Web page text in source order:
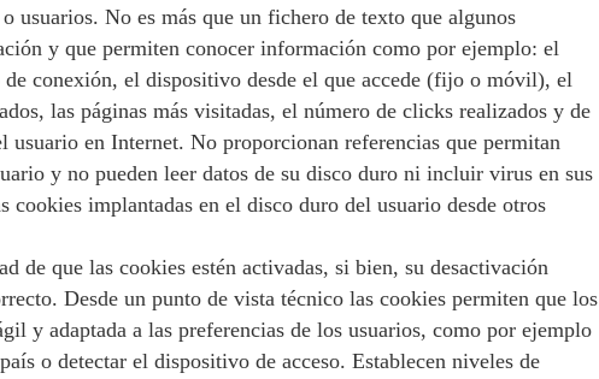
usuarios. No es más que un fichero de texto que algunos
y que permiten conocer información como por ejemplo: el
de conexión, el dispositivo desde el que accede (fijo o móvil), el
las páginas más visitadas, el número de clicks realizados y de
usuario en Internet. No proporcionan referencias que permitan
y no pueden leer datos de su disco duro ni incluir virus en sus
cookies implantadas en el disco duro del usuario desde otros
de que las cookies estén activadas, si bien, su desactivación
Desde un punto de vista técnico las cookies permiten que los
y adaptada a las preferencias de los usuarios, como por ejemplo
o detectar el dispositivo de acceso. Establecen niveles de